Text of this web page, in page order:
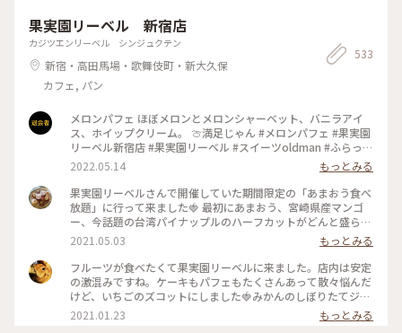
果実園リーベル 新宿店
カジツエンリーベル シンジュクテン
新宿・高田馬場・歌舞伎町・新大久保
カフェ, パン
533
メロンパフェ ほぼメロンとメロンシャーベット、バニラアイ
ス、ホイップクリーム。 🍈満足じゃん #メロンパフェ #果実園
リーベル新宿店 #果実園リーベル #スイーツoldman #ふらっと
クリス
2022.05.14
もっとみる
果実園リーベルさんで開催していた期間限定の「あまおう食べ
放題」に行って来ました🍓 最初にあまおう、宮崎県産マンゴ
ー、今話題の台湾パイナップルのハーフカットがどんと盛られ
たプレートが出てきて私も友達もびっくり。あまおうはもちろ
んのこと、マンゴーとパイナップルも甘々に完熟していて美味
しかった〜！ あまおうプレート、パスタ、アイス、あまおう
とマンゴーのフルーツサンドは食べ放題です。フルーツサンド
の虜になってしまい、後半はひたすらフルーツサンドばかり食
べてました笑。お値段はそこそこしますが内容を考えるとかな
り満足度は高いです！ #果実園#果実園リーベル#あまおう#マ
2021.05.03
もっとみる
フルーツが食べたくて果実園リーベルに来ました。店内は安定
の激混みですね。ケーキもパフェもたくさんあって散々悩んだ
けど、いちごのズコットにしました🍓みかんのしぼりたてジュ
ースもおいしかった🍊 #果実園リーベル #いちご #ケーキ #新
宿
2021.01.23 もっとみる